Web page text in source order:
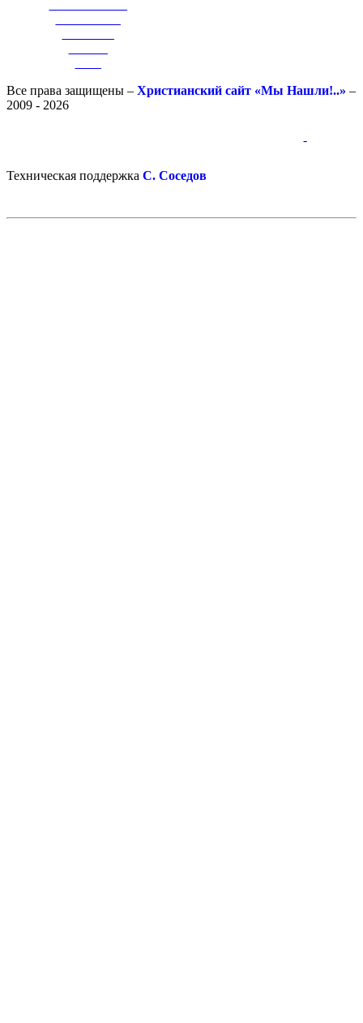
Все права защищены – Христианский сайт «Мы Нашли!..» –
2009 - 2026
-
Техническая поддержка С. Соседов